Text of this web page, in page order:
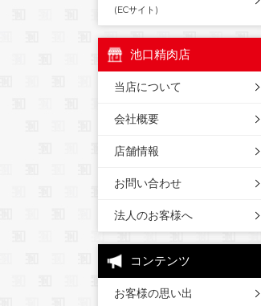
(ECサイト)
池口精肉店
当店について
会社概要
店舗情報
お問い合わせ
法人のお客様へ
コンテンツ
お客様の思い出